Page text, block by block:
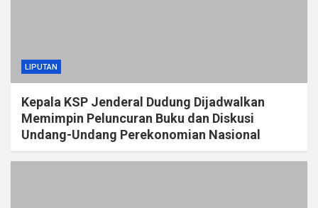
LIPUTAN
Kepala KSP Jenderal Dudung Dijadwalkan
Memimpin Peluncuran Buku dan Diskusi
Undang-Undang Perekonomian Nasional